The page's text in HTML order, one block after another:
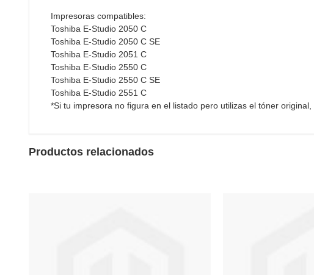
galería
imágenes
Impresoras compatibles:
Toshiba E-Studio 2050 C
Toshiba E-Studio 2050 C SE
Toshiba E-Studio 2051 C
Toshiba E-Studio 2550 C
Toshiba E-Studio 2550 C SE
Toshiba E-Studio 2551 C
*Si tu impresora no figura en el listado pero utilizas el tóner
Productos relacionados